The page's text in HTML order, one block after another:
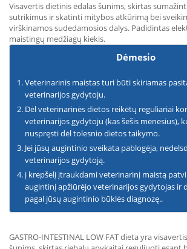
Visavertis dietinis ėdalas šunims, skirtas
sutrikimus ir skatinti mitybos atkūrimą bei
virškinamos sudedamosios dalys. Padidintas
maistingų medžiagų kiekis.
Dėmesio
Veterinarinis maistas turi būti skiriamas
veterinarijos gydytoju.
Dėl veterinarinės dietos reikėtų reguliariai
veterinarijos gydytoju (kas šešis mėnesius),
nuspręsti dėl tolesnio dietos taikymo.
Jei jūsų augintinio sveikata pablogėja,
veterinarijos gydytoją.
į krepšelį įtraukdami veterinarinį maistą
augintinį apžiūrėjo veterinarijos gydytojas ir
pagal jūsų augintinio būklės diagnozę..
GASTRO-INTESTINAL LOW FAT dieta yra